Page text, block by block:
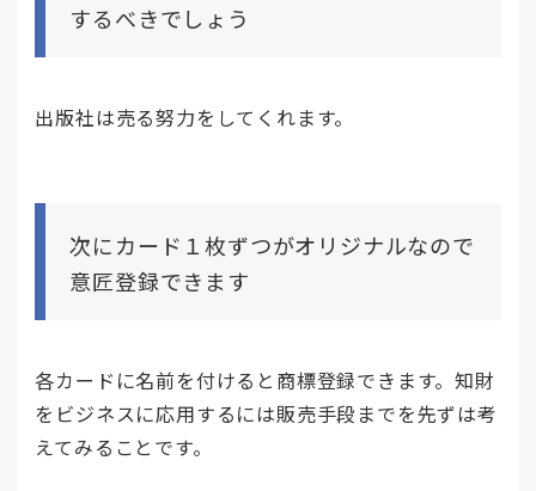
するべきでしょう
出版社は売る努力をしてくれます。
次にカード１枚ずつがオリジナルなので
意匠登録できます
各カードに名前を付けると商標登録できます。知財
をビジネスに応用するには販売手段までを先ずは考
えてみることです。